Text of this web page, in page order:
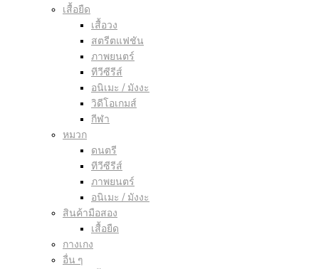
เสื้อยืด
เสื้อวง
สตรีตแฟชัน
ภาพยนตร์
ทีวีซีรีส์
อนิเมะ / มังงะ
วิดีโอเกมส์
กีฬา
หมวก
ดนตรี
ทีวีซีรีส์
ภาพยนตร์
อนิเมะ / มังงะ
สินค้ามือสอง
เสื้อยืด
กางเกง
อื่น ๆ